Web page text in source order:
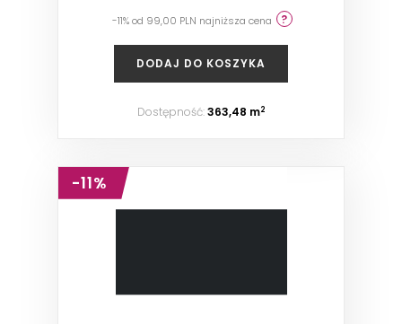
-11% od 99,00 PLN najniższa cena
DODAJ DO KOSZYKA
Dostępność:363,48 m2
-11%